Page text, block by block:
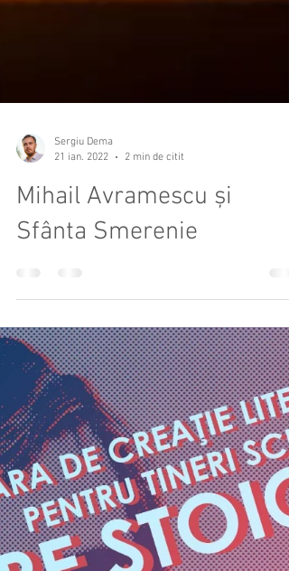
21 ian. 2022
2 min de citit
Mihail Avramescu și